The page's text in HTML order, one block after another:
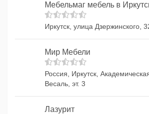
Мебельмаг мебель в
Иркутск, улица Дзержинского,
Мир Мебели
Россия, Иркутск,
Весаль, эт. 3
Лазурит